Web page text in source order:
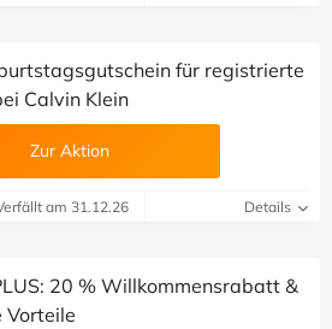
für registrierte
Calvin Klein
Zur Aktion
am 31.12.26 Details
20 % Willkommensrabatt &
Vorteile